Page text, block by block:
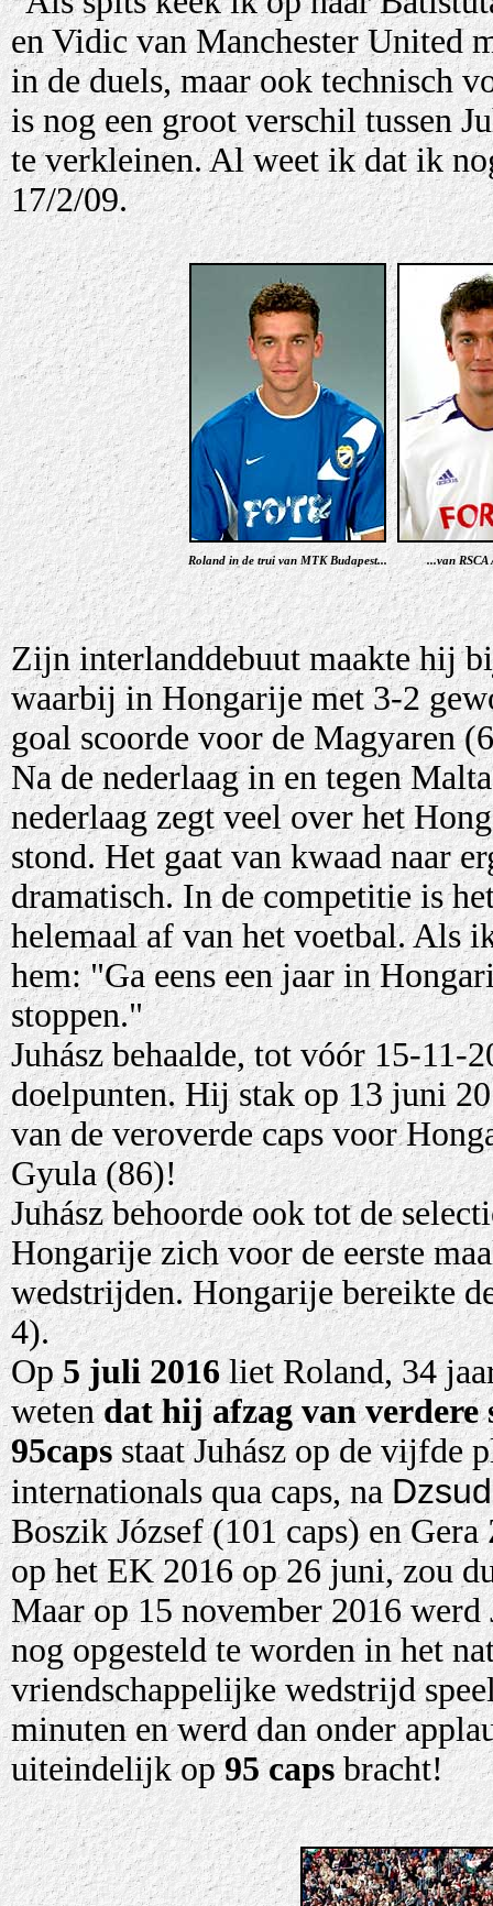
en Vidic van Manchester United
in de duels, maar ook technisch
is nog een groot verschil tussen
te verkleinen. Al weet ik dat ik
17/2/09.
Roland in de trui van MTK Budapest... ...van RSCA
Zijn interlanddebuut maakte hij
waarbij in Hongarije met 3-2
goal scoorde voor de Magyaren
Na de nederlaag in en tegen
nederlaag zegt veel over het
stond. Het gaat van kwaad naar
dramatisch. In de competitie is
helemaal af van het voetbal. Als
hem: "Ga eens een jaar in
stoppen."
Juhász behaalde, tot vóór 15-11-
doelpunten. Hij stak op 13 juni
van de veroverde caps voor
Gyula (86)!
Juhász behoorde ook tot de
Hongarije zich voor de eerste
wedstrijden. Hongarije bereikte
4).
Op5 juli 2016liet Roland, 34
wetendat hij afzag van verdere
95capsstaat Juhász op de vijfde
internationals qua caps, na
Boszik József (101 caps) en
op het EK 2016 op 26 juni, zou
Maar op 15 november 2016
nog opgesteld te worden in het
vriendschappelijke wedstrijd
minuten en werd dan onder
uiteindelijk op95 capsbracht!